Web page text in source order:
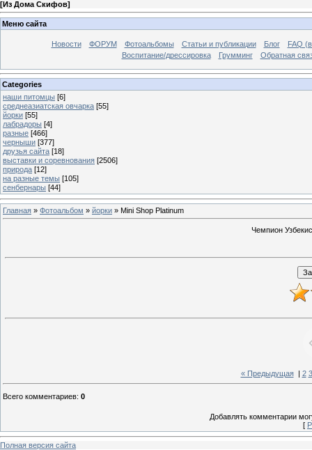
[Из Дома Скифов]
Меню сайта
Новости ФОРУМ Фотоальбомы Статьи и публикации Блог
FAQ
Воспитание/дрессировка
Грумминг Обратная
Categories
наши питомцы [6]
среднеазиатская овчарка [55]
йорки [55]
лабрадоры [4]
разные [466]
черныши [377]
друзья сайта [18]
выставки и соревнования [2506]
природа [12]
на разные темы [105]
сенбернары [44]
Главная » Фотоальбом » йорки » Mini Shop Platinum
Чемпион
« Предыдущая| 2 3
Всего комментариев: 0
Добавлять комментарии
[
Полная версия сайта